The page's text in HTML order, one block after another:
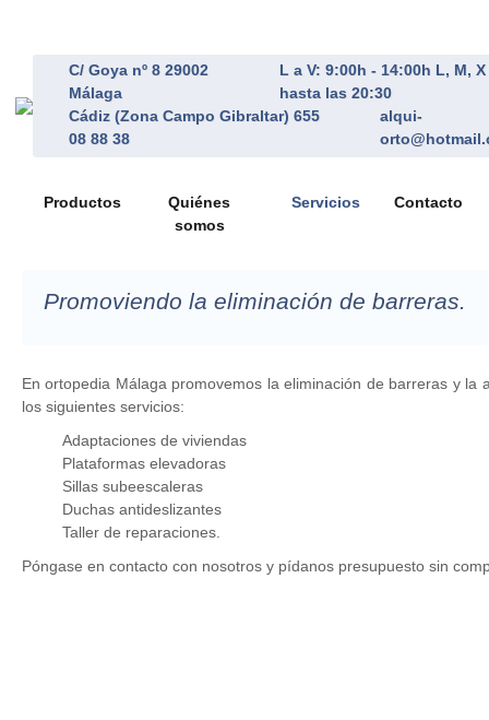
C/ Goya nº 8 29002
Málaga
L a V: 9:00h - 14:00h L, M,
hasta las 20:30
Cádiz (Zona Campo Gibraltar) 655
08 88 38
alqui-
Productos
Quiénes
somos
Servicios Contacto
Promoviendo la eliminación de barreras.
En ortopedia Málaga promovemos la eliminación de barreras y la
los siguientes servicios:
Adaptaciones de viviendas
Plataformas elevadoras
Sillas subeescaleras
Duchas antideslizantes
Taller de reparaciones.
Póngase en contacto con nosotros y pídanos presupuesto sin